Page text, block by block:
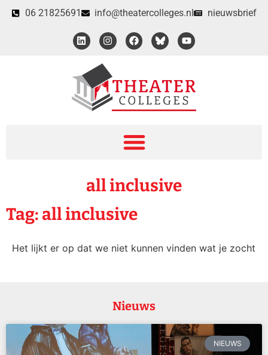
06 21825691 info@theatercolleges.nl nieuwsbrief
all inclusive
Tag: all inclusive
Het lijkt er op dat we niet kunnen vinden wat je zocht
Nieuws
NIEUWS